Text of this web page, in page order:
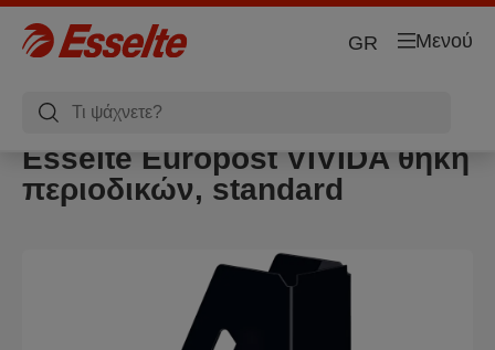
Μενού
GR
Esselte Europost VIVIDA θήκη
περιοδικών, standard